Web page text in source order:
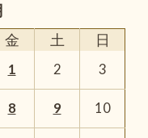
金 土 日
1 2 3
8 9 10